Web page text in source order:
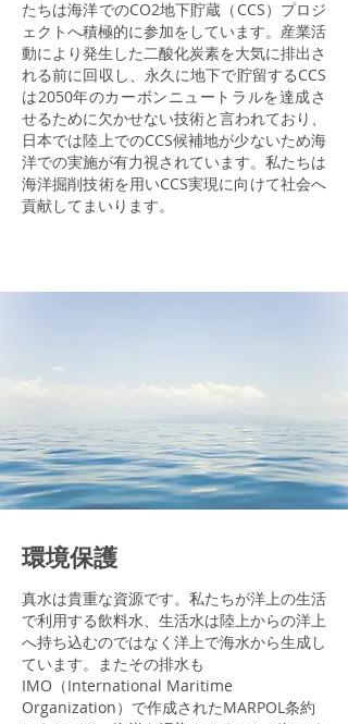
たちは海洋でのCO2地下貯蔵（CCS）プロジ
ェクトへ積極的に参加をしています。産業活
動により発生した二酸化炭素を大気に排出さ
れる前に回収し、永久に地下で貯留するCCS
は2050年のカーボンニュートラルを達成さ
せるために欠かせない技術と言われており、
日本では陸上でのCCS候補地が少ないため海
洋での実施が有力視されています。私たちは
海洋掘削技術を用いCCS実現に向けて社会へ
貢献してまいります。
環境保護
真水は貴重な資源です。私たちが洋上の生活
で利用する飲料水、生活水は陸上からの洋上
へ持ち込むのではなく洋上で海水から生成し
ています。またその排水も
IMO（International Maritime
Organization）で作成されたMARPOL条約